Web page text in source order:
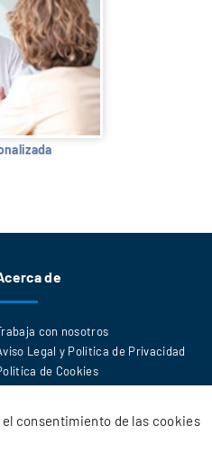
el consentimiento de las cookies
de
con nosotros
Legal y Política de Privacidad
de Cookies